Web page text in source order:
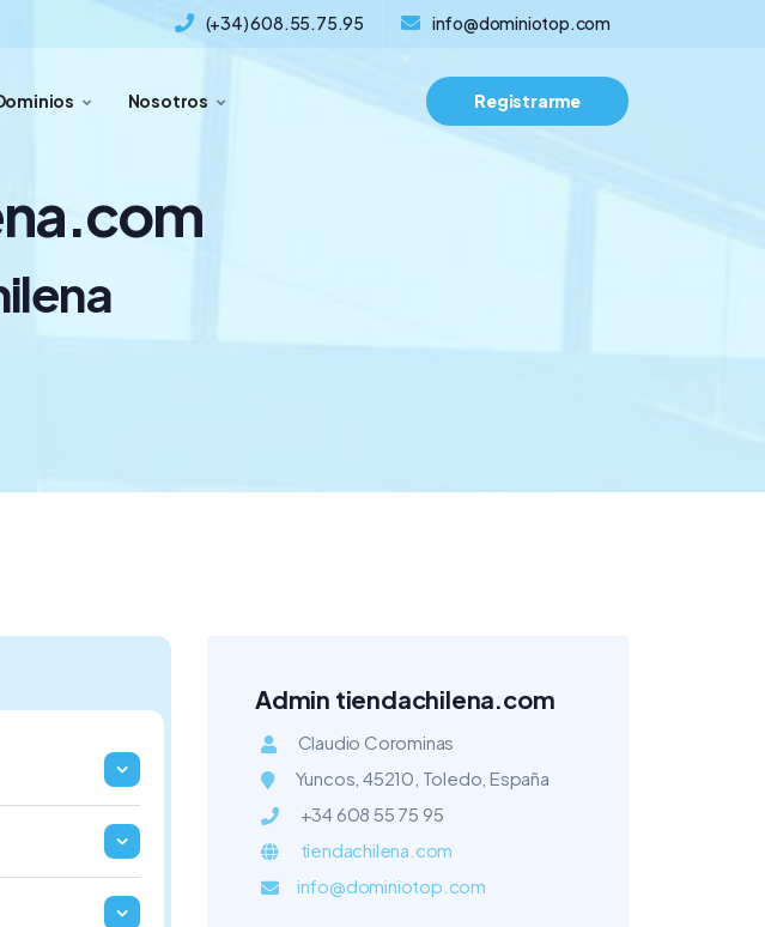
(+34) 608.55.75.95 info@dominiotop.com
Nosotros Registrarme
Admin tiendachilena.com
Claudio Corominas
Yuncos, 45210, Toledo, España
+34 608 55 75 95
tiendachilena.com
info@dominiotop.com